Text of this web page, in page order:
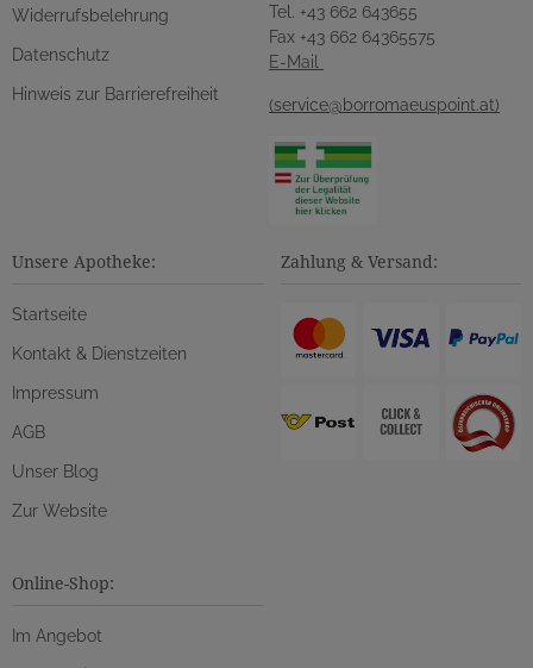
Widerrufsbelehrung
Datenschutz
Hinweis zur Barrierefreiheit
Tel. +43 662 643655
Fax +43 662 64365575
E-Mail
(service@borromaeuspoint.at)
Unsere Apotheke:
Startseite
Kontakt & Dienstzeiten
Impressum
AGB
Unser Blog
Zur Website
Zahlung & Versand:
Online-Shop:
Im Angebot